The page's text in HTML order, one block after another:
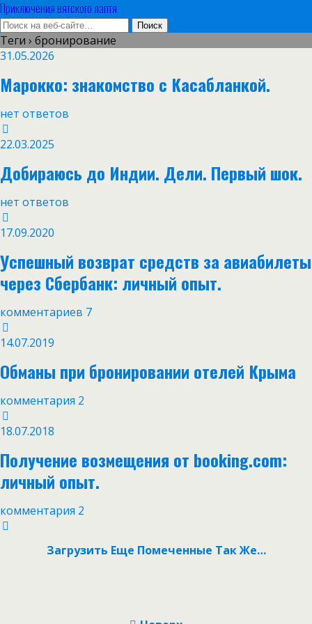
Приключения вятского лаптя
Теги › бронирование
31.05.2026
Марокко: знакомство с Касабланкой.
нет ответов
22.03.2025
Добираюсь до Индии. Дели. Первый шок.
нет ответов
17.09.2020
Успешный возврат средств за авиабилеты
через Сбербанк: личный опыт.
комментариев 7
14.07.2019
Обманы при бронировании отелей Крыма
комментария 2
18.07.2018
Получение возмещения от booking.com:
личный опыт.
комментария 2
Загрузить Еще Помеченные Так Же…